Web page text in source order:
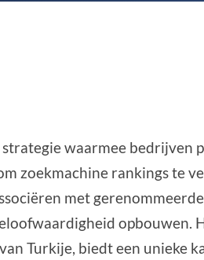
strategie waarmee bedrijven
zoekmachine rankings te
met
opbouwen.
Turkije, biedt een unieke